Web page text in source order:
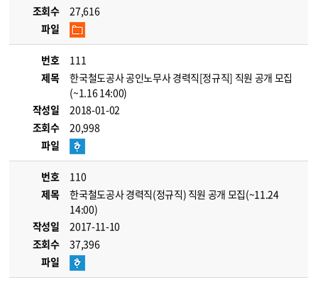
조회수
27,616
파일
번호
111
제목
한국철도공사 공인노무사 경력직[정규직] 직원 공개 모집
(~1.16 14:00)
작성일
2018-01-02
조회수
20,998
파일
번호
110
제목
한국철도공사 경력직(정규직) 직원 공개 모집(~11.24
14:00)
작성일
2017-11-10
조회수
37,396
파일